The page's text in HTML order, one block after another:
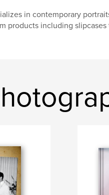
in contemporary
products including